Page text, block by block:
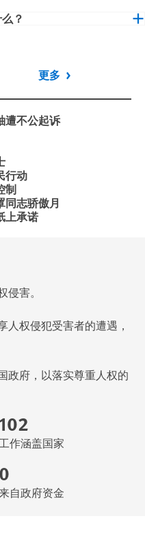
？
更多
遭不公起诉
行动
制
同志骄傲月
上承诺
侵害。
人权侵犯受害者的遭遇，
政府，以落实尊重人权的
102
作涵盖国家
0
自政府资金